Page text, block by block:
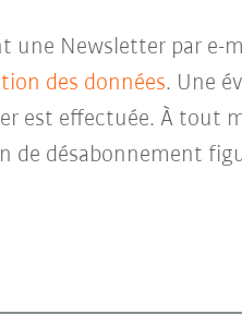
une Newsletter par
des données. Une
est effectuée. À tout
de désabonnement